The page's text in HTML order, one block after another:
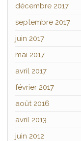
décembre 2017
septembre 2017
juin 2017
mai 2017
avril 2017
février 2017
août 2016
avril 2013
juin 2012